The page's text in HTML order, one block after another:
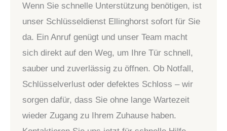
Wenn Sie schnelle Unterstützung benötigen, ist
unser Schlüsseldienst Ellinghorst sofort für Sie
da. Ein Anruf genügt und unser Team macht
sich direkt auf den Weg, um Ihre Tür schnell,
sauber und zuverlässig zu öffnen. Ob Notfall,
Schlüsselverlust oder defektes Schloss – wir
sorgen dafür, dass Sie ohne lange Wartezeit
wieder Zugang zu Ihrem Zuhause haben.